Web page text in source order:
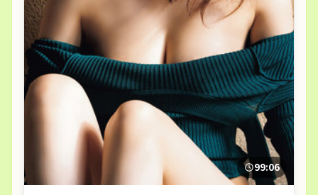
99:06